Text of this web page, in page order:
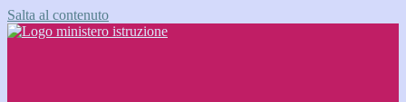
Salta al contenuto